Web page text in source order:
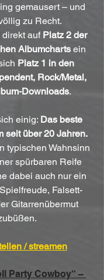
gemausert – und
zu Recht.
direkt auf Platz 2 der
Albumcharts ein
Platz 1 in den
Rock/Metal,
Downloads.
einig: Das beste
seit über 20 Jahren.
typischen Wahnsinn
spürbaren Reife
dabei auch nur ein
Falsett-
Gitarrenübermut
/ streamen
Party Cowboy“ –